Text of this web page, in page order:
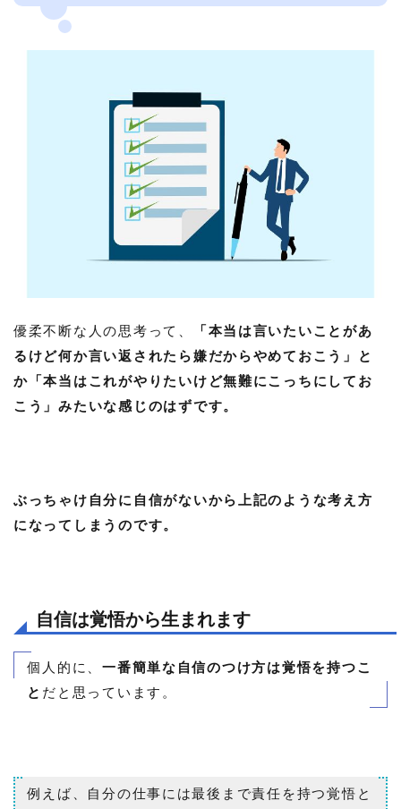
優柔不断な人の思考って、
「本当は言いたいことがあ
るけど何か言い返されたら嫌だからやめておこう」と
か「本当はこれがやりたいけど無難にこっちにしてお
こう」みたいな感じのはずです。
ぶっちゃけ自分に自信がないから上記のような考え方
になってしまうのです。
自信は覚悟から生まれます
個人的に、一番簡単な自信のつけ方は覚悟を持つこ
と だと思っています。
例えば、自分の仕事には最後まで責任を持つ覚悟と